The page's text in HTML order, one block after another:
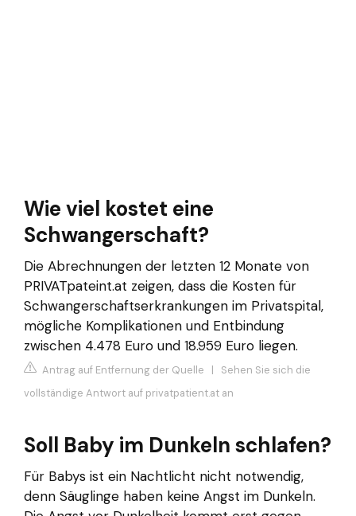
Wie viel kostet eine
Schwangerschaft?
Die Abrechnungen der letzten 12 Monate von
PRIVATpateint.at zeigen, dass die Kosten für
Schwangerschaftserkrankungen im Privatspital,
mögliche Komplikationen und Entbindung
zwischen 4.478 Euro und 18.959 Euro liegen.
Antrag auf Entfernung der Quelle | Sehen Sie sich die
vollständige Antwort auf privatpatient.at an
Soll Baby im Dunkeln schlafen?
Für Babys ist ein Nachtlicht nicht notwendig,
denn Säuglinge haben keine Angst im Dunkeln.